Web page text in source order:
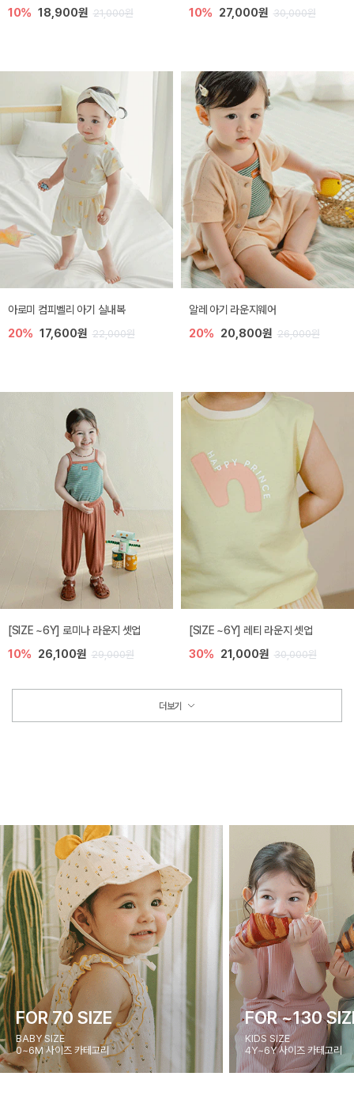
10% 18,900원 21,000원 10% 27,000원 30,000원
아로미 컴피벨리 아기 실내복
20% 17,600원 22,000원
알레 아기 라운지웨어
20% 20,800원 26,000원
[SIZE ~6Y] 로미나 라운지 셋업
10% 26,100원 29,000원
[SIZE ~6Y] 레티 라운지 셋업
30% 21,000원 30,000원
더보기
FOR 70 SIZE
BABY SIZE
0~6M 사이즈 카테고리
FOR ~130
KIDS SIZE
4Y~6Y 사이즈 카테고리